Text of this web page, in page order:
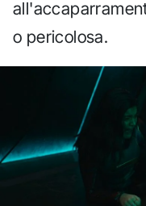
o pericolosa.